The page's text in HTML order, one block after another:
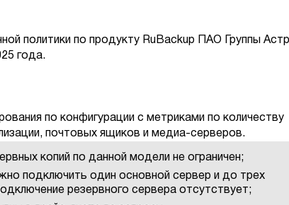
политики по продукту RuBackup ПАО Группы
года.
по конфигурации с метриками по количеству
почтовых ящиков и медиа-серверов.
копий по данной модели не ограничен;
подключить один основной сервер и до трех
резервного сервера отсутствует;